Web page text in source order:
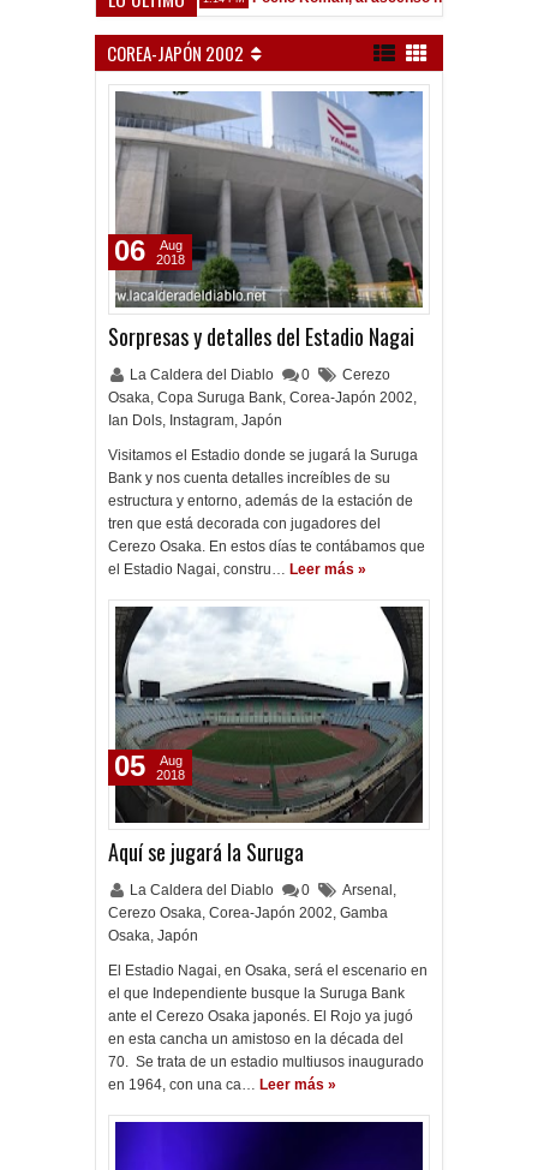
COREA-JAPÓN 2002
Sorpresas y detalles del Estadio Nagai
La Caldera del Diablo 0
Cerezo
Osaka, Copa Suruga Bank, Corea-Japón 2002,
Ian Dols, Instagram, Japón
Visitamos el Estadio donde se jugará la Suruga
Bank y nos cuenta detalles increíbles de su
estructura y entorno, además de la estación de
tren que está decorada con jugadores del
Cerezo Osaka. En estos días te contábamos que
el Estadio Nagai, constru… Leer más »
06
Aug
2018
Aquí se jugará la Suruga
La Caldera del Diablo 0 Arsenal ,
Cerezo Osaka, Corea-Japón 2002, Gamba
Osaka, Japón
El Estadio Nagai, en Osaka, será el escenario en
el que Independiente busque la Suruga Bank
ante el Cerezo Osaka japonés. El Rojo ya jugó
en esta cancha un amistoso en la década del
70. Se trata de un estadio multiusos inaugurado
en 1964, con una ca… Leer más »
05
Aug
2018